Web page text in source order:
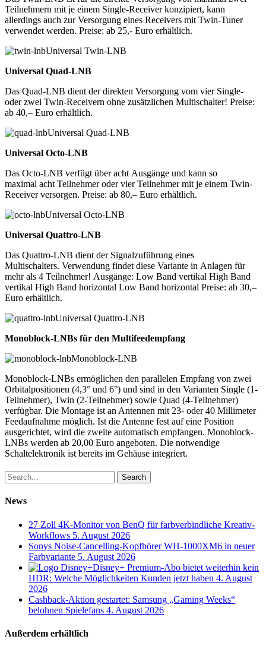
Teilnehmern mit je einem Single-Receiver konzipiert, kann
allerdings auch zur Versorgung eines Receivers mit Twin-Tuner
verwendet werden. Preise: ab 25,- Euro erhältlich.
Universal Twin-LNB
Universal Quad-LNB
Das Quad-LNB dient der direkten Versorgung vom vier Single-
oder zwei Twin-Receivern ohne zusätzlichen Multischalter! Preise:
ab 40,– Euro erhältlich.
Universal Quad-LNB
Universal Octo-LNB
Das Octo-LNB verfügt über acht Ausgänge und kann so
maximal acht Teilnehmer oder vier Teilnehmer mit je einem Twin-
Receiver versorgen. Preise: ab 80,– Euro erhältlich.
Universal Octo-LNB
Universal Quattro-LNB
Das Quattro-LNB dient der Signalzuführung eines
Multischalters. Verwendung findet diese Variante in Anlagen für
mehr als 4 Teilnehmer! Ausgänge: Low Band vertikal High Band
vertikal High Band horizontal Low Band horizontal Preise: ab 30,–
Euro erhältlich.
Universal Quattro-LNB
Monoblock-LNBs für den Multifeedempfang
Monoblock-LNB
Monoblock-LNBs ermöglichen den parallelen Empfang von zwei
Orbitalpositionen (4,3° und 6°) und sind in den Varianten Single (1-
Teilnehmer), Twin (2-Teilnehmer) sowie Quad (4-Teilnehmer)
verfügbar. Die Montage ist an Antennen mit 23- oder 40 Millimeter
Feedaufnahme möglich. Ist die Antenne fest auf eine Position
ausgerichtet, wird die zweite automatisch empfangen. Monoblock-
LNBs werden ab 20,00 Euro angeboten. Die notwendige
Schaltelektronik ist bereits im Gehäuse integriert.
Search
News
27 Zoll 4K-Monitor von BenQ für farbverbindliche Kreativ-
Workflows 5. August 2026
Sonys Noise-Cancelling-Kopfhörer WH-1000XM6 in neuer
Farbvariante 5. August 2026
Disney+ Premium-Abo bietet weiterhin kein
HDR: Welche Möglichkeiten Kunden jetzt haben 4. August
2026
Cashback-Aktion gestartet: Samsung „Gaming Weeks“
belohnen Spielefans 4. August 2026
Außerdem erhältlich